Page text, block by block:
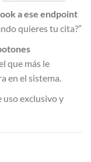
a ese endpoint
quieres tu cita?”
que más le
en el sistema.
uso exclusivo y